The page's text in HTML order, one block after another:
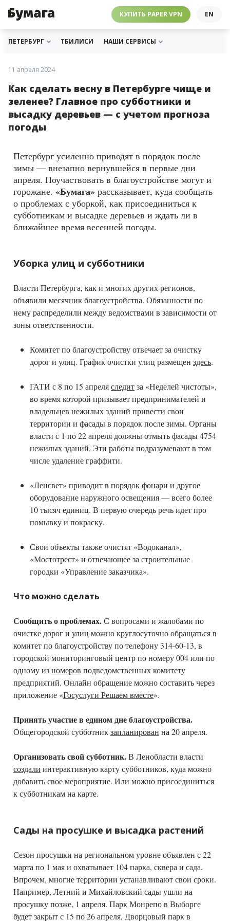
КУПИТЬ PAPER VPN EN
РАССЫЛКИ
МЫ В ИНСТАГРАМЕ
ПОДДЕРЖАТЬ «БУМАГУ»
ПЕТЕРБУРГ ТБИЛИСИ НАШИ СЕРВИСЫ
ЧЕБУРНЕТ
⛔️ ГАЙД ПРО ЧЕБУРНЕТ
МЫ В ТЕЛЕГРАМЕ
PAPER VPN
11 апреля 2024
Как сделать весну в Петербурге чище и
зеленее? Главное про субботники и
высадку деревьев — с учетом прогноза
погоды
Петербург усиленно приводят в порядок после
зимы — внезапно вернувшейся в первые дни
апреля. Поучаствовать в благоустройстве могут и
горожане. «Бумага» рассказывает, куда сообщать
о проблемах с уборкой, как присоединиться к
субботникам и высадке деревьев и ждать ли в
ближайшее время весенней погоды.
Уборка улиц и субботники
Власти Петербурга, как и многих других регионов,
объявили месячник благоустройства. Обязанности по
нему распределили между ведомствами в зависимости от
зоны ответственности.
Комитет по благоустройству отвечает за очистку
дорог и улиц. График очистки улиц размещен здесь.
ГАТИ с 8 по 15 апреляследитза «Неделей чистоты»,
во время которой призывает предпринимателей и
владельцев нежилых зданий привести свои
территории и фасады в порядок после зимы. Органы
власти с 1 по 22 апреля должны отмыть фасады 4754
нежилых зданий. Эти работы подразумевают в том
числе удаление граффити.
«Ленсвет» приводит в порядок фонари и другое
оборудование наружного освещения — всего более
10 тысяч единиц. В первую очередь речь идет про
помывку и покраску.
Свои объекты также очистят «Водоканал»,
«Мостотрест» и отвечающее за строительные
городки «Управление заказчика».
Что можно сделать
Сообщить о проблемах.С вопросами и жалобами по
очистке дорог и улиц можно круглосуточно обращаться в
комитет по благоустройству по телефону 314-60-13, в
городской мониторинговый центр по номеру 004 или по
одному изномеров подведомственных комитету
предприятий. Онлайн обращение можно составить через
приложение «Госуслуги Решаем вместе».
Принять участие в едином дне благоустройства.
Общегородской субботникзапланирован на 20 апреля.
Организовать свой субботник.В Ленобласти власти
создали интерактивную карту субботников, куда можно
добавить свое мероприятие. Или можно присоединиться
к субботникам на карте.
Сады на просушке и высадка растений
Сезон просушки на региональном уровне объявлен с 22
марта по 1 мая и охватывает 104 парка, сквера и сада.
Впрочем, многие территории устанавливают свои сроки.
Например, Летний и Михайловский сады ушли на
просушку позже, 1 апреля. Парк Монрепо в Выборге
будет закрыт с 15 по 26 апреля, Дворцовый парк в